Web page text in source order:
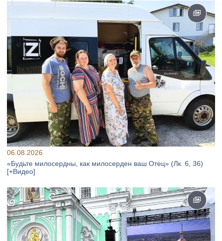
06.08.2026
«Будьте милосердны, как милосерден ваш Отец» (Лк. 6, 36)
[+Видео]